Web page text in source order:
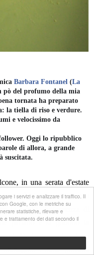
i servizi e analizzare il traffico. Il
Google, con le metriche su
statistiche, rilevare e
e trattamento dei dati secondo il
Barbara Fontanel (La
pò del profumo della mia
tornata ha preparato
la tiella di riso e verdure.
e velocissimo da
Oggi lo ripubblico
di allora, a grande
suscitata.
in una serata d'estate
un pò al mio passatempo
la magia dell'assenza di
parlano e si godono la
Da lontano si vedono
immagino i mille profumi